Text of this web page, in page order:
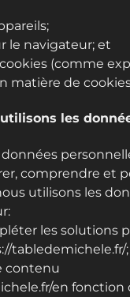
le navigateur; et
(comme
matière de
les
comprendre et
utilisons les
les solutions
tabledemichele.fr/;
contenu
en fonction